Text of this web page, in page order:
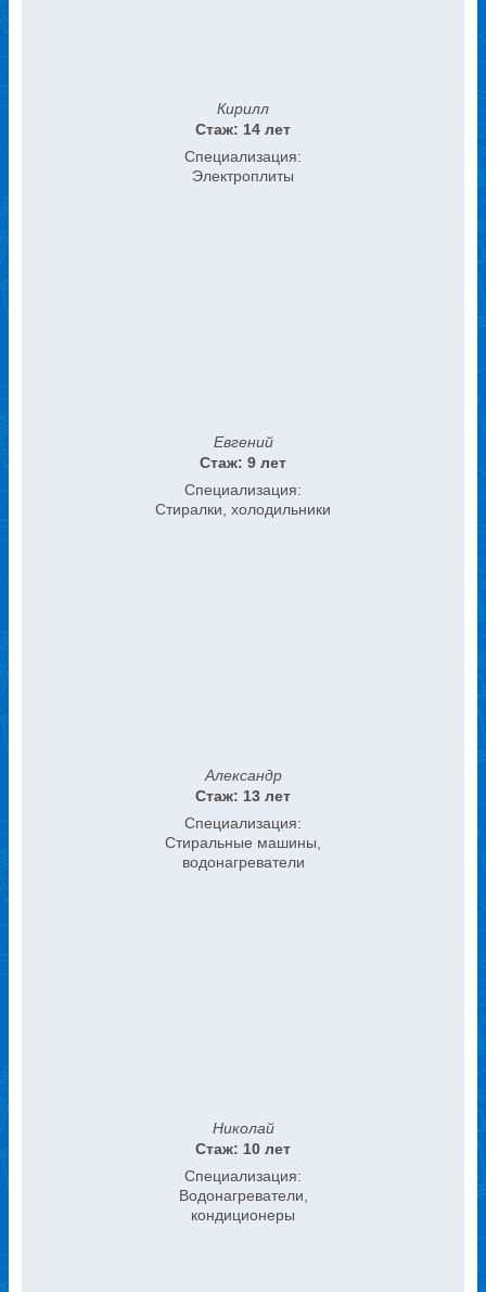
Кирилл
Стаж: 14 лет
Специализация:
Электроплиты
Евгений
Стаж: 9 лет
Специализация:
Стиралки, холодильники
Александр
Стаж: 13 лет
Специализация:
Стиральные машины,
водонагреватели
Николай
Стаж: 10 лет
Специализация:
Водонагреватели,
кондиционеры